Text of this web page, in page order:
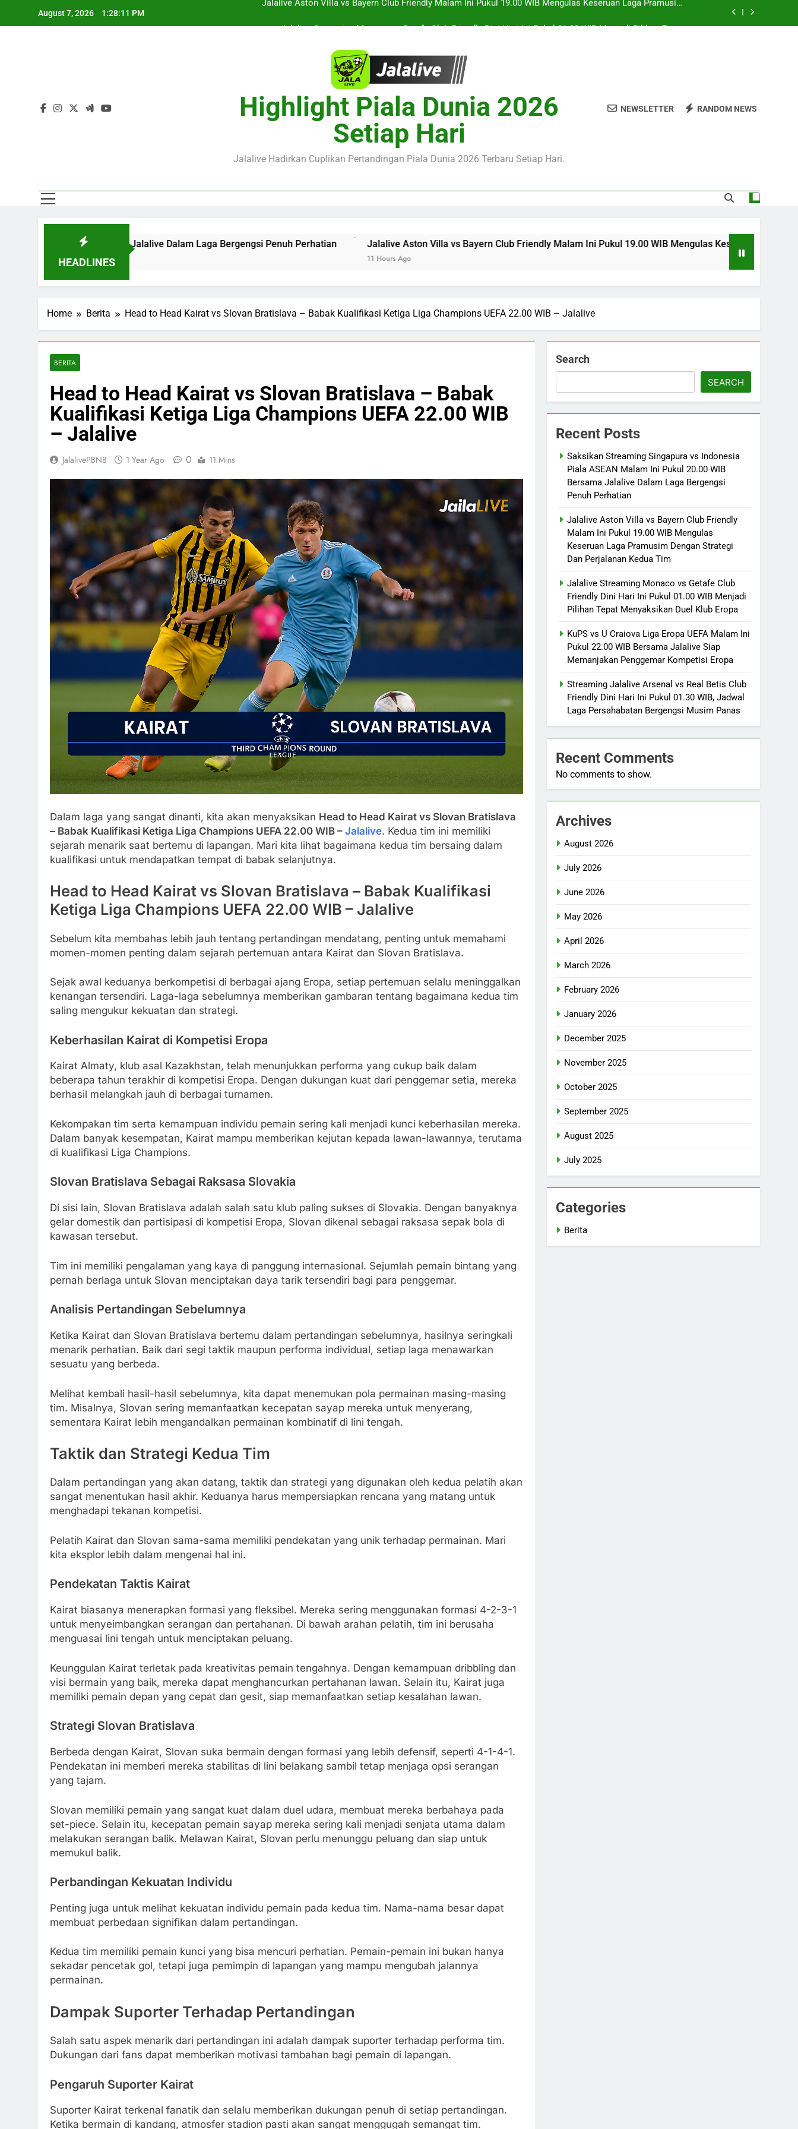
August 7, 2026 1:28:12 PM
Menyaksikan Duel Klub Eropa
Saksikan Streaming Singapura vs Indonesia Piala ASEAN Malam Ini Pukul 20.00 WIB Bersama Jalalive
Jalalive Aston Villa vs Bayern Club Friendly Malam Ini Pukul 19.00 WIB Mengulas Keseruan Laga Pramusim
Dengan Strategi Dan Perjalanan Kedua Tim
Jalalive Streaming Monaco vs Getafe Club Friendly Dini Hari Ini Pukul 01.00 WIB Menjadi Pilihan Tepat
KuPS vs U Craiova Liga Eropa UEFA Malam Ini Pukul 22.00 WIB Bersama Jalalive Siap Memanjakan
Highlight Piala Dunia 2026
Setiap Hari
Jalalive Hadirkan Cuplikan Pertandingan Piala Dunia 2026 Terbaru Setiap Hari.
NEWSLETTER RANDOM NEWS
HEADLINES
Bersama Jalalive Dalam Laga Bergengsi Penuh Perhatian Jalalive Aston Villa vs Bayern Club Friendly Malam Ini Pukul 19.00 WIB Mengulas Keseruan Laga Pramusim
Home Berita Head to Head Kairat vs Slovan Bratislava – Babak Kualifikasi Ketiga Liga Champions UEFA 22.00 WIB – Jalalive
BERITA
Head to Head Kairat vs Slovan Bratislava – Babak
Kualifikasi Ketiga Liga Champions UEFA 22.00 WIB
– Jalalive
JalalivePBN8 1 Year Ago 0 11 Mins
Dalam laga yang sangat dinanti, kita akan menyaksikan Head to Head Kairat vs Slovan Bratislava
– Babak Kualifikasi Ketiga Liga Champions UEFA 22.00 WIB – Jalalive. Kedua tim ini memiliki
sejarah menarik saat bertemu di lapangan. Mari kita lihat bagaimana kedua tim bersaing dalam
kualifikasi untuk mendapatkan tempat di babak selanjutnya.
Head to Head Kairat vs Slovan Bratislava – Babak Kualifikasi
Ketiga Liga Champions UEFA 22.00 WIB – Jalalive
Sebelum kita membahas lebih jauh tentang pertandingan mendatang, penting untuk memahami
momen-momen penting dalam sejarah pertemuan antara Kairat dan Slovan Bratislava.
Sejak awal keduanya berkompetisi di berbagai ajang Eropa, setiap pertemuan selalu meninggalkan
kenangan tersendiri. Laga-laga sebelumnya memberikan gambaran tentang bagaimana kedua tim
saling mengukur kekuatan dan strategi.
Keberhasilan Kairat di Kompetisi Eropa
Kairat Almaty, klub asal Kazakhstan, telah menunjukkan performa yang cukup baik dalam
beberapa tahun terakhir di kompetisi Eropa. Dengan dukungan kuat dari penggemar setia, mereka
berhasil melangkah jauh di berbagai turnamen.
Kekompakan tim serta kemampuan individu pemain sering kali menjadi kunci keberhasilan mereka.
Dalam banyak kesempatan, Kairat mampu memberikan kejutan kepada lawan-lawannya, terutama
di kualifikasi Liga Champions.
Slovan Bratislava Sebagai Raksasa Slovakia
Di sisi lain, Slovan Bratislava adalah salah satu klub paling sukses di Slovakia. Dengan banyaknya
gelar domestik dan partisipasi di kompetisi Eropa, Slovan dikenal sebagai raksasa sepak bola di
kawasan tersebut.
Tim ini memiliki pengalaman yang kaya di panggung internasional. Sejumlah pemain bintang yang
pernah berlaga untuk Slovan menciptakan daya tarik tersendiri bagi para penggemar.
Analisis Pertandingan Sebelumnya
Ketika Kairat dan Slovan Bratislava bertemu dalam pertandingan sebelumnya, hasilnya seringkali
menarik perhatian. Baik dari segi taktik maupun performa individual, setiap laga menawarkan
sesuatu yang berbeda.
Melihat kembali hasil-hasil sebelumnya, kita dapat menemukan pola permainan masing-masing
tim. Misalnya, Slovan sering memanfaatkan kecepatan sayap mereka untuk menyerang,
sementara Kairat lebih mengandalkan permainan kombinatif di lini tengah.
Taktik dan Strategi Kedua Tim
Dalam pertandingan yang akan datang, taktik dan strategi yang digunakan oleh kedua pelatih akan
sangat menentukan hasil akhir. Keduanya harus mempersiapkan rencana yang matang untuk
menghadapi tekanan kompetisi.
Pelatih Kairat dan Slovan sama-sama memiliki pendekatan yang unik terhadap permainan. Mari
kita eksplor lebih dalam mengenai hal ini.
Pendekatan Taktis Kairat
Kairat biasanya menerapkan formasi yang fleksibel. Mereka sering menggunakan formasi 4-2-3-1
untuk menyeimbangkan serangan dan pertahanan. Di bawah arahan pelatih, tim ini berusaha
menguasai lini tengah untuk menciptakan peluang.
Keunggulan Kairat terletak pada kreativitas pemain tengahnya. Dengan kemampuan dribbling dan
visi bermain yang baik, mereka dapat menghancurkan pertahanan lawan. Selain itu, Kairat juga
memiliki pemain depan yang cepat dan gesit, siap memanfaatkan setiap kesalahan lawan.
Strategi Slovan Bratislava
Berbeda dengan Kairat, Slovan suka bermain dengan formasi yang lebih defensif, seperti 4-1-4-1.
Pendekatan ini memberi mereka stabilitas di lini belakang sambil tetap menjaga opsi serangan
yang tajam.
Slovan memiliki pemain yang sangat kuat dalam duel udara, membuat mereka berbahaya pada
set-piece. Selain itu, kecepatan pemain sayap mereka sering kali menjadi senjata utama dalam
melakukan serangan balik. Melawan Kairat, Slovan perlu menunggu peluang dan siap untuk
memukul balik.
Perbandingan Kekuatan Individu
Penting juga untuk melihat kekuatan individu pemain pada kedua tim. Nama-nama besar dapat
membuat perbedaan signifikan dalam pertandingan.
Kedua tim memiliki pemain kunci yang bisa mencuri perhatian. Pemain-pemain ini bukan hanya
sekadar pencetak gol, tetapi juga pemimpin di lapangan yang mampu mengubah jalannya
permainan.
Dampak Suporter Terhadap Pertandingan
Salah satu aspek menarik dari pertandingan ini adalah dampak suporter terhadap performa tim.
Dukungan dari fans dapat memberikan motivasi tambahan bagi pemain di lapangan.
Pengaruh Suporter Kairat
Suporter Kairat terkenal fanatik dan selalu memberikan dukungan penuh di setiap pertandingan.
Ketika bermain di kandang, atmosfer stadion pasti akan sangat menggugah semangat tim.
Search
SEARCH
Recent Posts
Saksikan Streaming Singapura vs Indonesia
Piala ASEAN Malam Ini Pukul 20.00 WIB
Bersama Jalalive Dalam Laga Bergengsi
Penuh Perhatian
Jalalive Aston Villa vs Bayern Club Friendly
Malam Ini Pukul 19.00 WIB Mengulas
Keseruan Laga Pramusim Dengan Strategi
Dan Perjalanan Kedua Tim
Jalalive Streaming Monaco vs Getafe Club
Friendly Dini Hari Ini Pukul 01.00 WIB Menjadi
Pilihan Tepat Menyaksikan Duel Klub Eropa
KuPS vs U Craiova Liga Eropa UEFA Malam Ini
Pukul 22.00 WIB Bersama Jalalive Siap
Memanjakan Penggemar Kompetisi Eropa
Streaming Jalalive Arsenal vs Real Betis Club
Friendly Dini Hari Ini Pukul 01.30 WIB, Jadwal
Laga Persahabatan Bergengsi Musim Panas
Recent Comments
No comments to show.
Archives
August 2026
July 2026
June 2026
May 2026
April 2026
March 2026
February 2026
January 2026
December 2025
November 2025
October 2025
September 2025
August 2025
July 2025
Categories
Berita